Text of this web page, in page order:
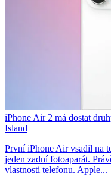
iPhone Air 2 má dostat
Island
První iPhone Air vsadil na
jeden zadní fotoaparát.
vlastnosti telefonu. Apple...